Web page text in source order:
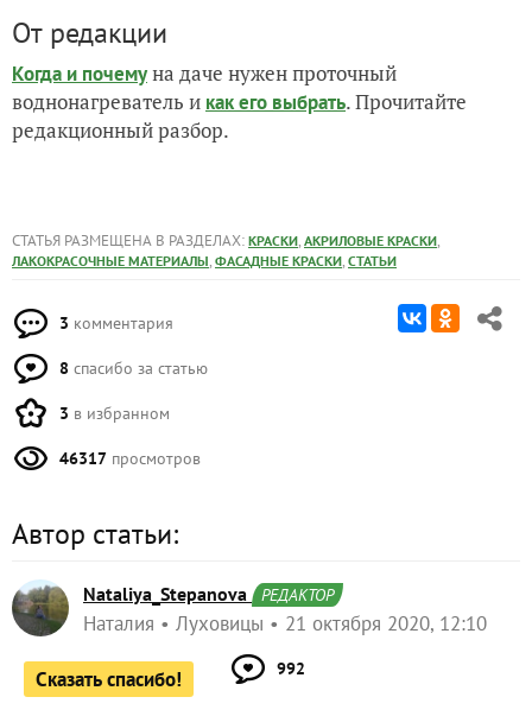
От редакции
Когда и почемуна даче нужен проточный
воднонагреватель и как его выбрать. Прочитайте
редакционный разбор.
СТАТЬЯ РАЗМЕЩЕНА В РАЗДЕЛАХ: КРАСКИ, АКРИЛОВЫЕ КРАСКИ,
ЛАКОКРАСОЧНЫЕ МАТЕРИАЛЫ, ФАСАДНЫЕ КРАСКИ, СТАТЬИ
3 комментария
8 спасибо за статью
3 в избранном
46317 просмотров
Автор статьи:
Nataliya_Stepanova РЕДАКТОР
Наталия Луховицы 21 октября 2020, 12:10
Сказать спасибо! 992